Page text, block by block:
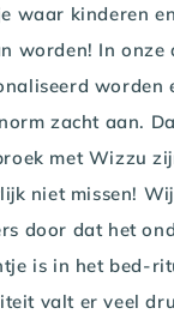
waar kinderen
worden! In onze
worden
zacht aan.
met Wizzu
niet missen!
door dat het
is in het bed-
valt er veel